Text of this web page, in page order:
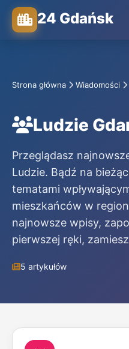
24 Gdańsk
Strona główna Wiadomości
Ludzie
Przeglądasz
Ludzie. Bądź na
tematami
mieszkańców w
najnowsze wpisy,
pierwszej ręki,
5 artykułów